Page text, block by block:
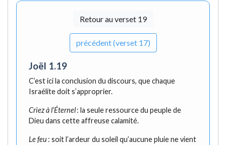
Retour au verset 19
précédent (verset 17)
Joël 1.19
C’est ici la conclusion du discours, que chaque
Israélite doit s’approprier.
Criez à l’Éternel: la seule ressource du peuple de
Dieu dans cette affreuse calamité.
Le feu : soit l’ardeur du soleil qu’aucune pluie ne vient